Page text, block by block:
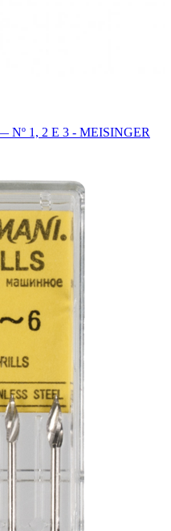
Nº 1, 2 E 3 - MEISINGER